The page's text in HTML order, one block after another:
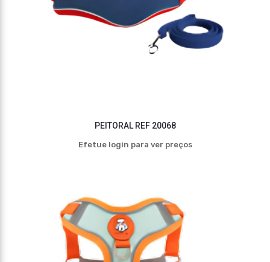
PEITORAL REF 20068
Efetue login para ver preços